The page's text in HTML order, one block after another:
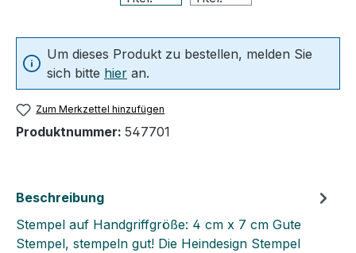
Um dieses Produkt zu bestellen, melden Sie
sich bitte hier an.
Zum Merkzettel hinzufügen
Produktnummer: 547701
Beschreibung
Stempel auf Handgriffgröße: 4 cm x 7 cm Gute
Stempel, stempeln gut! Die Heindesign Stempel